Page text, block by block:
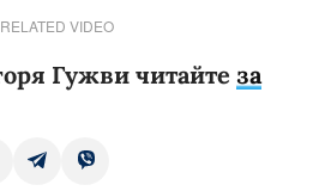
RELATED VIDEO
Гужви читайте за